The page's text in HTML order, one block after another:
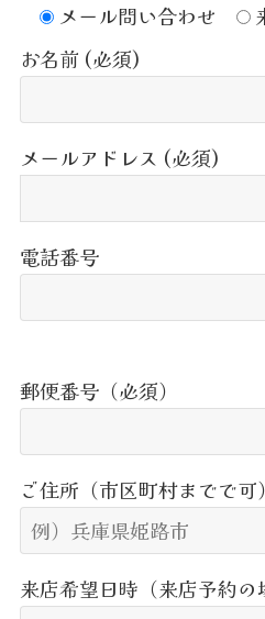
メール問い合わせ
お名前 (必須)
メールアドレス (必須)
電話番号
郵便番号（必須）
ご住所（市区町村までで可）
来店希望日時（来店予約の